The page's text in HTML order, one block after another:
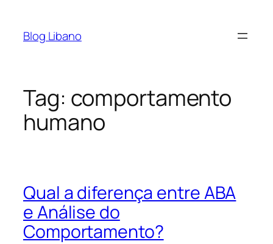
Blog Libano
Tag: comportamento
humano
Qual a diferença entre ABA
e Análise do
Comportamento?